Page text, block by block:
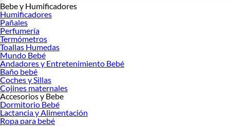
Bebe y Humificadores
Humificadores
Pañales
Perfumería
Termómetros
Toallas Humedas
Mundo Bebé
Andadores y Entretenimiento Bebé
Baño bebé
Coches y Sillas
Cojines maternales
Accesorios y Bebe
Dormitorio Bebé
Lactancia y Alimentación
Ropa para bebé